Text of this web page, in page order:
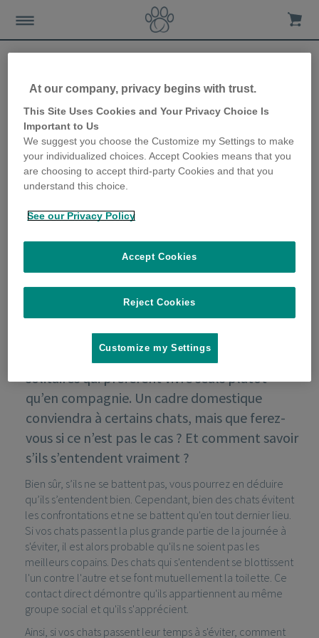
5 conseils utiles pour aider
vos chats à vivre ensemble
3rd July 2019
À l’état sauvage, les chats sont des animaux
solitaires qui préfèrent vivre seuls plutôt
qu’en compagnie. Un cadre domestique
conviendra à certains chats, mais que ferez-
vous si ce n’est pas le cas ? Et comment savoir
s’ils s’entendent vraiment ?
Bien sûr, s’ils ne se battent pas, vous pourrez en déduire
qu’ils s’entendent bien. Cependant, bien des chats évitent
les confrontations et ne se battent qu'en tout dernier lieu.
Si vos chats passent la plus grande partie de la journée à
s'éviter, il est alors probable qu'ils ne soient pas les
meilleurs copains. Des chats qui s'entendent se blottissent
l'un contre l'autre et se font mutuellement la toilette. Ce
contact direct démontre qu'ils appartiennent au même
groupe social et qu'ils s'apprécient.
Ainsi, si vos chats passent leur temps à s'éviter, comment
At our company, privacy begins with trust.
This Site Uses Cookies and Your Privacy Choice Is
Important to Us
We suggest you choose the Customize my Settings to make
your individualized choices. Accept Cookies means that you
are choosing to accept third-party Cookies and that you
understand this choice.
See our Privacy Policy
Reject Cookies
Accept Cookies
Customize my Settings